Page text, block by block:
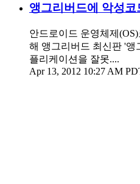
앵그리버드에 악성코
안드로이드 운영체제
해 앵그리버드 최신판 '앵
플리케이션을 잘못....
Apr 13, 2012 10:27 AM